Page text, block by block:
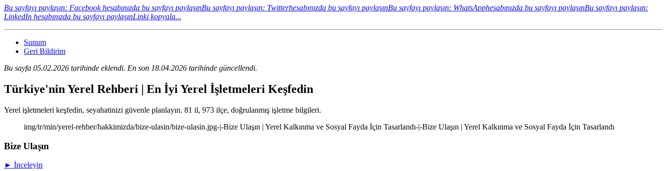
Bu sayfayı paylaşın: Facebook hesabınızda bu sayfayı paylaşınBu sayfayı paylaşın: Twitterhesabınızda bu sayfayı paylaşınBu sayfayı paylaşın: WhatsApphesabınızda bu sayfayı paylaşınBu sayfayı paylaşın:
LinkedIn hesabınızda bu sayfayı paylaşınLinki kopyala...
Sunum
Geri Bildirim
Bu sayfa 05.02.2026 tarihinde eklendi. En son 18.04.2026 tarihinde güncellendi.
Türkiye'nin Yerel Rehberi | En İyi Yerel İşletmeleri Keşfedin
Yerel işletmeleri keşfedin, seyahatinizi güvenle planlayın. 81 il, 973 ilçe, doğrulanmış işletme bilgileri.
img/tr/min/yerel-rehber/hakkimizda/bize-ulasin/bize-ulasin.jpg-|-Bize Ulaşın | Yerel Kalkınma ve Sosyal Fayda İçin Tasarlandı-|-Bize Ulaşın | Yerel Kalkınma ve Sosyal Fayda İçin Tasarlandı
Bize Ulaşın
► İnceleyin